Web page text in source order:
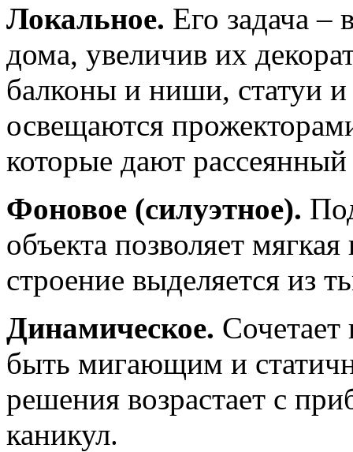
Локальное. Его задача –
дома, увеличив их
балконы и ниши, статуи
освещаются
которые дают рассеянный
Фоновое (силуэтное).
объекта позволяет
строение выделяется из
Динамическое. Сочетает
быть мигающим и
решения возрастает с
каникул.